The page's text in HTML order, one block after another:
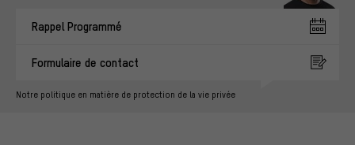
Rappel Programmé
Formulaire de contact
Notre politique en matière de protection de la vie privée